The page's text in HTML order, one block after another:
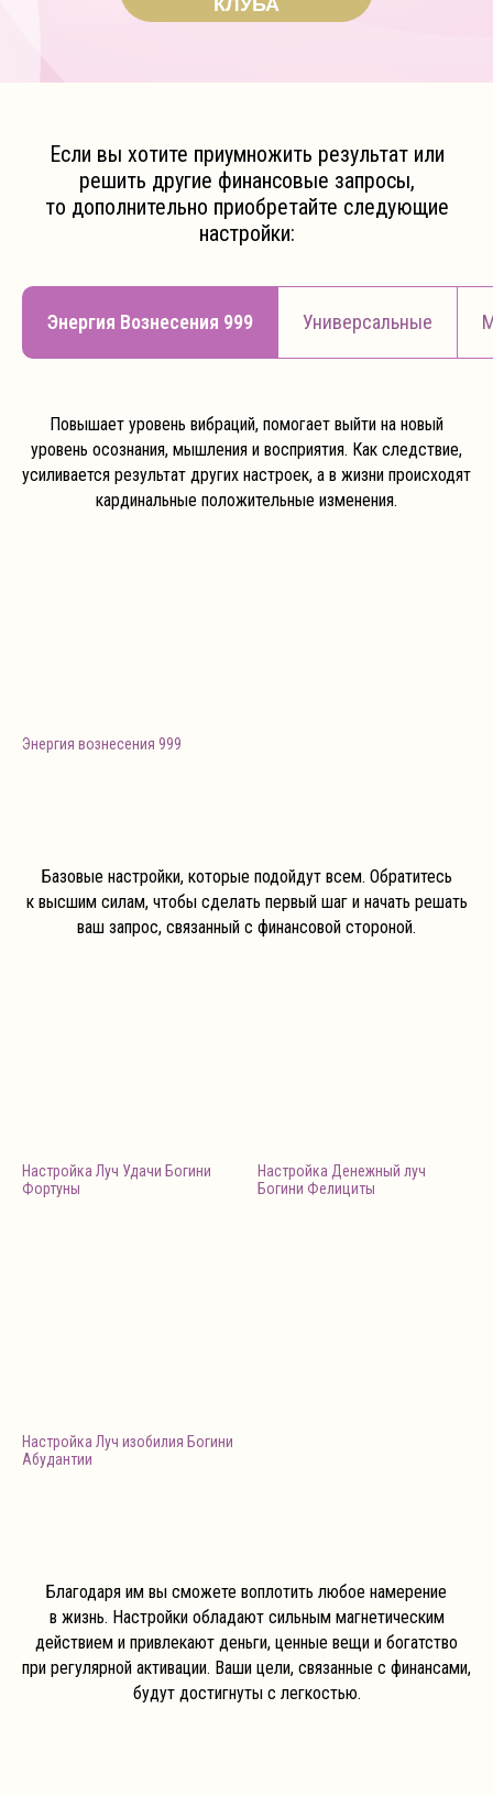
КЛУБА
Если вы хотите приумножить результат или
решить другие финансовые запросы,
то дополнительно приобретайте следующие
настройки:
Энергия Вознесения 999 Универсальные
Повышает уровень вибраций, помогает выйти на новый
уровень осознания, мышления и восприятия. Как следствие,
усиливается результат других настроек, а в жизни происходят
кардинальные положительные изменения.
Энергия вознесения 999
Базовые настройки, которые подойдут всем. Обратитесь
к высшим силам, чтобы сделать первый шаг и начать решать
ваш запрос, связанный с финансовой стороной.
Настройка Луч Удачи Богини
Фортуны
Настройка Денежный луч
Богини Фелициты
Настройка Луч изобилия Богини
Абудантии
Благодаря им вы сможете воплотить любое намерение
в жизнь. Настройки обладают сильным магнетическим
действием и привлекают деньги, ценные вещи и богатство
при регулярной активации. Ваши цели, связанные с финансами,
будут достигнуты с легкостью.